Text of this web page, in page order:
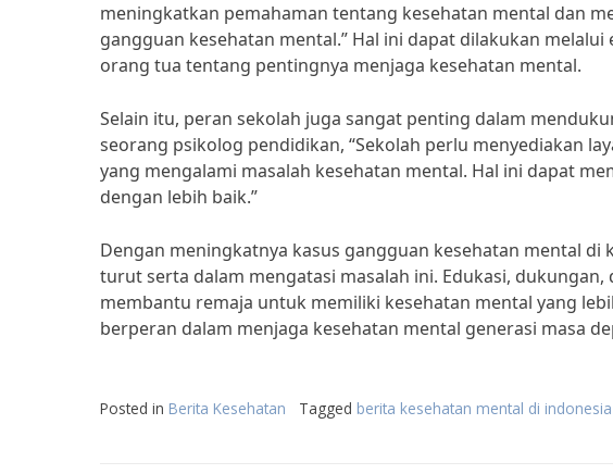
meningkatkan pemahaman tentang kesehatan mental dan
gangguan kesehatan mental.” Hal ini dapat dilakukan
orang tua tentang pentingnya menjaga kesehatan mental.
Selain itu, peran sekolah juga sangat penting dalam
seorang psikolog pendidikan, “Sekolah perlu menyediakan
yang mengalami masalah kesehatan mental. Hal ini dapat
dengan lebih baik.”
Dengan meningkatnya kasus gangguan kesehatan mental
turut serta dalam mengatasi masalah ini. Edukasi,
membantu remaja untuk memiliki kesehatan mental yang
berperan dalam menjaga kesehatan mental generasi masa
Posted in Berita Kesehatan Tagged berita kesehatan mental di indonesia